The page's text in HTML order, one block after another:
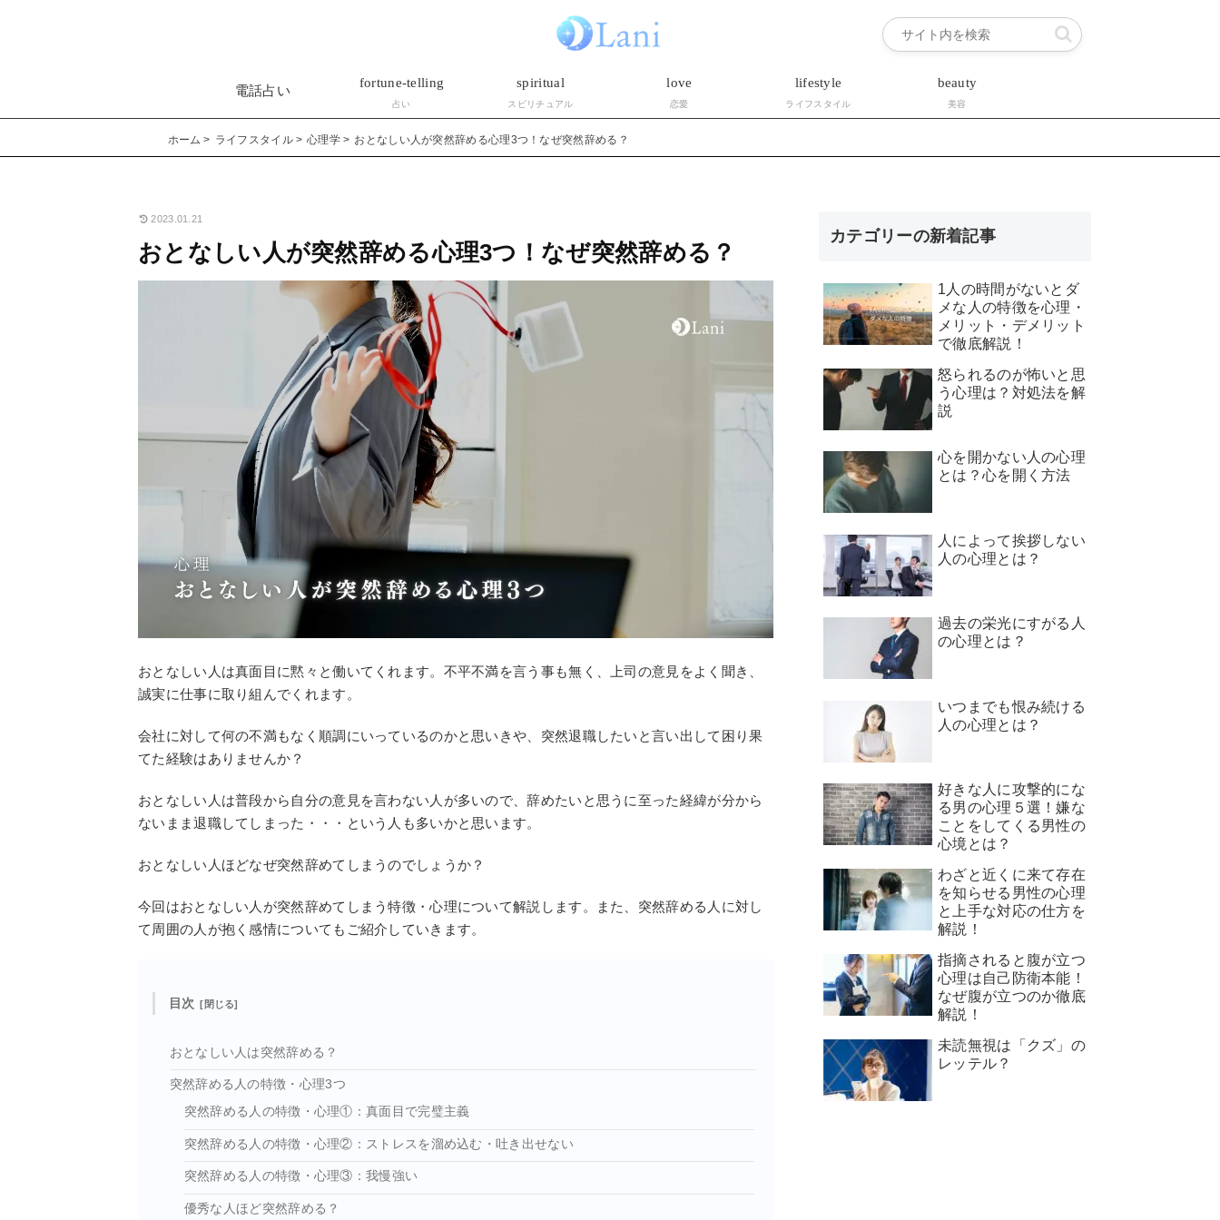
電話占い
fortune-telling
占い
spiritual
スピリチュアル
love
恋愛
lifestyle
ライフスタイル
beauty
美容
ホーム ライフスタイル 心理学 おとなしい人が突然辞める心理3つ！なぜ突然辞める？
2023.01.21
おとなしい人が突然辞める心理3つ！なぜ突然辞める？
おとなしい人は真面目に黙々と働いてくれます。不平不満を言う事も無く、上司の意見をよく聞き、
誠実に仕事に取り組んでくれます。
会社に対して何の不満もなく順調にいっているのかと思いきや、突然退職したいと言い出して困り果
てた経験はありませんか？
おとなしい人は普段から自分の意見を言わない人が多いので、辞めたいと思うに至った経緯が分から
ないまま退職してしまった・・・という人も多いかと思います。
おとなしい人ほどなぜ突然辞めてしまうのでしょうか？
今回はおとなしい人が突然辞めてしまう特徴・心理について解説します。また、突然辞める人に対し
て周囲の人が抱く感情についてもご紹介していきます。
目次
おとなしい人は突然辞める？
突然辞める人の特徴・心理3つ
突然辞める人の特徴・心理①：真面目で完璧主義
突然辞める人の特徴・心理②：ストレスを溜め込む・吐き出せない
突然辞める人の特徴・心理③：我慢強い
優秀な人ほど突然辞める？
カテゴリーの新着記事
1人の時間がないとダ
メな人の特徴を心理・
メリット・デメリット
で徹底解説！
怒られるのが怖いと思
う心理は？対処法を解
説
心を開かない人の心理
とは？心を開く方法
人によって挨拶しない
人の心理とは？
過去の栄光にすがる人
の心理とは？
いつまでも恨み続ける
人の心理とは？
好きな人に攻撃的にな
る男の心理５選！嫌な
ことをしてくる男性の
心境とは？
わざと近くに来て存在
を知らせる男性の心理
と上手な対応の仕方を
解説！
指摘されると腹が立つ
心理は自己防衛本能！
なぜ腹が立つのか徹底
解説！
未読無視は「クズ」の
レッテル？